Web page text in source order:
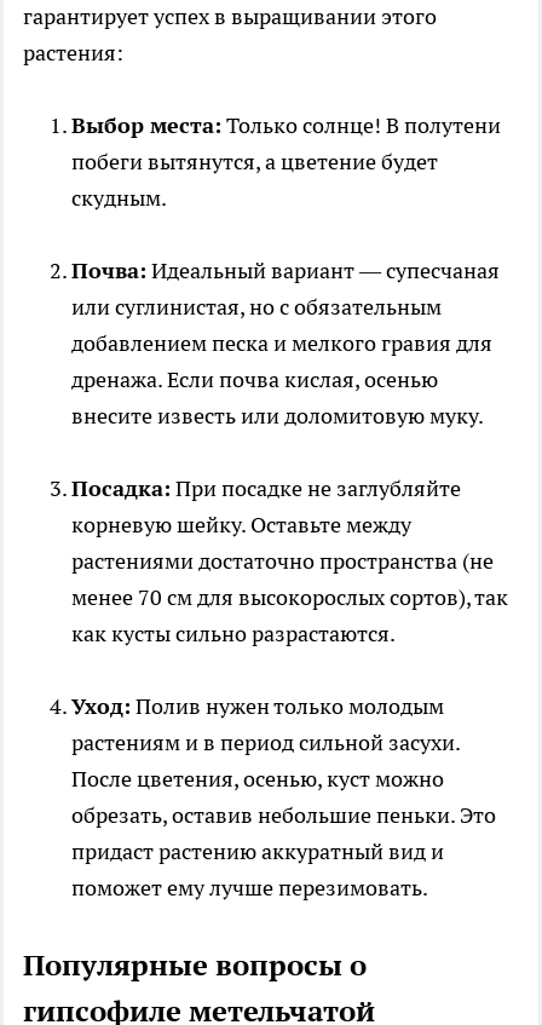
гарантирует успех в выращивании этого
растения:
Выбор места: Только солнце! В полутени
побеги вытянутся, а цветение будет
скудным.
Почва: Идеальный вариант — супесчаная
или суглинистая, но с обязательным
добавлением песка и мелкого гравия для
дренажа. Если почва кислая, осенью
внесите известь или доломитовую муку.
Посадка: При посадке не заглубляйте
корневую шейку. Оставьте между
растениями достаточно пространства (не
менее 70 см для высокорослых сортов), так
как кусты сильно разрастаются.
Уход: Полив нужен только молодым
растениям и в период сильной засухи.
После цветения, осенью, куст можно
обрезать, оставив небольшие пеньки. Это
придаст растению аккуратный вид и
поможет ему лучше перезимовать.
Популярные вопросы о
гипсофиле метельчатой